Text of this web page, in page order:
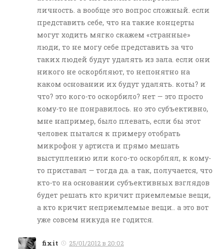
личность. а вообще это вопрос сложный. если
представить себе, что на такие концерты
могут ходить мягко скажем «странные»
люди, то не могу себе представить за что
таких людей будут удалять из зала. если они
никого не оскорбляют, то непонятно на
каком основании их будут удалять. коты? и
что? это кого-то оскорбило? нет — это просто
кому-то не понравилось. но это субъективно,
мне например, было плевать, если бы этот
человек пытался к примеру отобрать
микрофон у артиста и прямо мешать
выступлению или кого-то оскорблял, к кому-
то приставал — тогда да. а так, получается, что
кто-то на основании субъективных взглядов
будет решать кто кричит приемлемые вещи,
а кто кричит неприемлемые вещи.. а это вот
уже совсем никуда не годится.
fixit 25/01/2012 в 20:02